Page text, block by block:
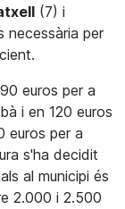
(7) i
necessària per
euros per a
i en 120 euros
euros per a
s'ha decidit
al municipi és
2.000 i 2.500